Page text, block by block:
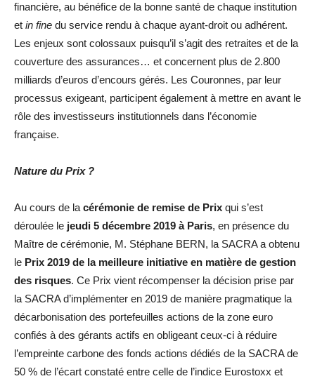
financière, au bénéfice de la bonne santé de chaque institution
et in fine du service rendu à chaque ayant-droit ou adhérent.
Les enjeux sont colossaux puisqu’il s’agit des retraites et de la
couverture des assurances… et concernent plus de 2.800
milliards d’euros d’encours gérés. Les Couronnes, par leur
processus exigeant, participent également à mettre en avant le
rôle des investisseurs institutionnels dans l’économie
française.
Nature du Prix ?
Au cours de la cérémonie de remise de Prix qui s’est
déroulée le jeudi 5 décembre 2019 à Paris, en présence du
Maître de cérémonie, M. Stéphane BERN, la SACRA a obtenu
le Prix 2019 de la meilleure initiative en matière de gestion
des risques. Ce Prix vient récompenser la décision prise par
la SACRA d’implémenter en 2019 de manière pragmatique la
décarbonisation des portefeuilles actions de la zone euro
confiés à des gérants actifs en obligeant ceux-ci à réduire
l’empreinte carbone des fonds actions dédiés de la SACRA de
50 % de l’écart constaté entre celle de l’indice Eurostoxx et